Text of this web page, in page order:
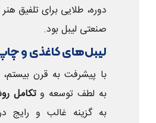
دوره، طلایی برای تلفیق هنر
صنعتی لیبل بود.
لیبل‌های کاغذی و
با پیشرفت به قرن
به لطف توسعه وتکامل
به گزینه غالب و رایج